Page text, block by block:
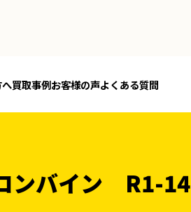
買取事例お客様の声よくある質問
ンバイン R1-14